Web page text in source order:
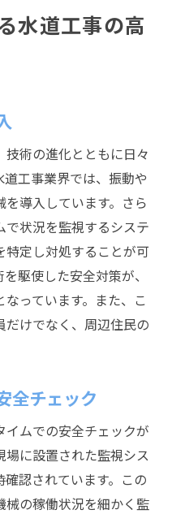
水道工事の高
術の進化とともに日々
工事業界では、振動や
導入しています。さら
で状況を監視するシステ
定し対処することが可
駆使した安全対策が、
っています。また、こ
けでなく、周辺住民の
全チェック
ムでの安全チェックが
に設置された監視シス
認されています。この
械の稼働状況を細かく監